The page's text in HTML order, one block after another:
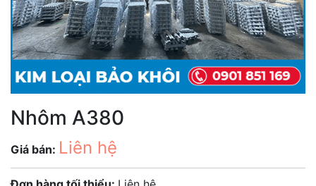
Nhôm A380
Giá bán: Liên hệ